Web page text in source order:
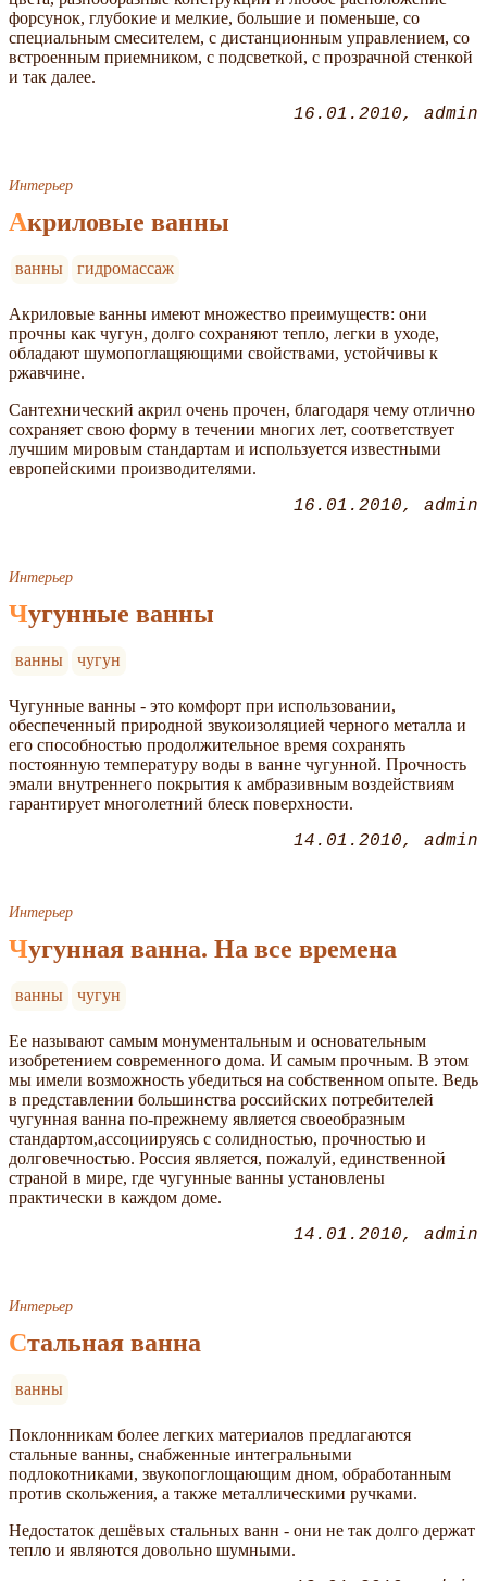
форсунок, глубокие и мелкие, большие и поменьше, со
специальным смесителем, с дистанционным управлением, со
встроенным приемником, с подсветкой, с прозрачной стенкой
и так далее.
16.01.2010 admin
Интерьер
Акриловые ванны
ванны гидромассаж
Акриловые ванны имеют множество преимуществ: они
прочны как чугун, долго сохраняют тепло, легки в уходе,
обладают шумопоглащяющими свойствами, устойчивы к
ржавчине.
Сантехнический акрил очень прочен, благодаря чему отлично
сохраняет свою форму в течении многих лет, соответствует
лучшим мировым стандартам и используется известными
европейскими производителями.
16.01.2010 admin
Интерьер
Чугунные ванны
ванны чугун
Чугунные ванны - это комфорт при использовании,
обеспеченный природной звукоизоляцией черного металла и
его способностью продолжительное время сохранять
постоянную температуру воды в ванне чугунной. Прочность
эмали внутреннего покрытия к амбразивным воздействиям
гарантирует многолетний блеск поверхности.
14.01.2010 admin
Интерьер
Чугунная ванна. На все времена
ванны чугун
Ее называют самым монументальным и основательным
изобретением современного дома. И самым прочным. В этом
мы имели возможность убедиться на собственном опыте. Ведь
в представлении большинства российских потребителей
чугунная ванна по-прежнему является своеобразным
стандартом,ассоциируясь с солидностью, прочностью и
долговечностью. Россия является, пожалуй, единственной
страной в мире, где чугунные ванны установлены
практически в каждом доме.
14.01.2010 admin
Интерьер
Стальная ванна
ванны
Поклонникам более легких материалов предлагаются
стальные ванны, снабженные интегральными
подлокотниками, звукопоглощающим дном, обработанным
против скольжения, а также металлическими ручками.
Недостаток дешёвых стальных ванн - они не так долго держат
тепло и являются довольно шумными.